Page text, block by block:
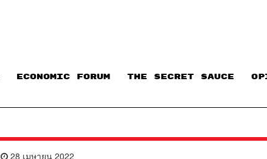
ECONOMIC FORUM THE SECRET SAUCE​
28 เมษายน 2022